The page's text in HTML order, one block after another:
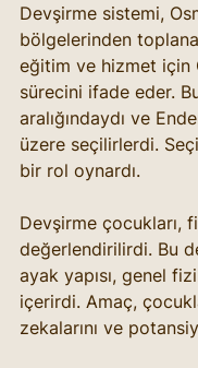
Devşirme sistemi,
bölgelerinden
eğitim ve hizmet için
sürecini ifade eder.
aralığındaydı ve
üzere seçilirlerdi.
bir rol oynardı.
Devşirme çocukları,
değerlendirilirdi. Bu
ayak yapısı, genel
içerirdi. Amaç,
zekalarını ve